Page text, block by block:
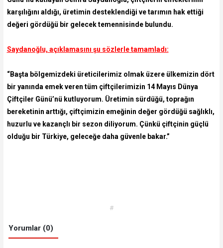
karşılığını aldığı, üretimin desteklendiği ve tarımın hak ettiği
değeri gördüğü bir gelecek temennisinde bulundu.
Saydanoğlu, açıklamasını şu sözlerle tamamladı:
“Başta bölgemizdeki üreticilerimiz olmak üzere ülkemizin dört
bir yanında emek veren tüm çiftçilerimizin 14 Mayıs Dünya
Çiftçiler Günü’nü kutluyorum. Üretimin sürdüğü, toprağın
bereketinin arttığı, çiftçimizin emeğinin değer gördüğü sağlıklı,
huzurlu ve kazançlı bir sezon diliyorum. Çünkü çiftçinin güçlü
olduğu bir Türkiye, geleceğe daha güvenle bakar.”
#
Yorumlar (0)